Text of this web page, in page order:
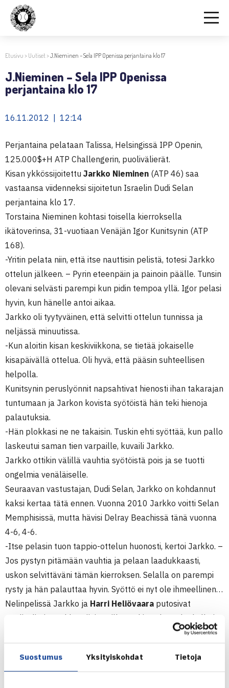
Suostumus Yksityiskohdat Tietoja
Etusivu > Uutiset>J.Nieminen – Sela IPP Openissa perjantaina klo 17
J.Nieminen – Sela IPP Openissa
perjantaina klo 17
16.11.2012 | 12:14
Perjantaina pelataan Talissa, Helsingissä IPP Openin,
125.000$+H ATP Challengerin, puolivälierät.
Kisan ykkössijoitettu Jarkko Nieminen (ATP 46) saa
vastaansa viidenneksi sijoitetun Israelin Dudi Selan
perjantaina klo 17.
Torstaina Nieminen kohtasi toisella kierroksella
ikätoverinsa, 31-vuotiaan Venäjän Igor Kunitsynin (ATP
168).
-Yritin pelata niin, että itse nauttisin pelistä, totesi Jarkko
ottelun jälkeen. – Pyrin eteenpäin ja painoin päälle. Tunsin
olevani selvästi parempi kun pidin tempoa yllä. Igor pelasi
hyvin, kun hänelle antoi aikaa.
Jarkko oli tyytyväinen, että selvitti ottelun tunnissa ja
neljässä minuutissa.
-Kun aloitin kisan keskiviikkona, se tietää jokaiselle
kisapäivällä ottelua. Oli hyvä, että pääsin suhteellisen
helpolla.
Kunitsynin peruslyönnit napsahtivat hienosti ihan takarajan
tuntumaan ja Jarkon kovista syötöistä hän teki hienoja
palautuksia.
-Hän plokkasi ne ne takaisin. Tuskin ehti syöttää, kun pallo
laskeutui saman tien varpaille, kuvaili Jarkko.
Jarkko ottikin välillä vauhtia syötöistä pois ja se tuotti
ongelmia venäläiselle.
Seuraavan vastustajan, Dudi Selan, Jarkko on kohdannut
kaksi kertaa tätä ennen. Vuonna 2010 Jarkko voitti Selan
Memphisissä, mutta hävisi Delray Beachissä tänä vuonna
4-6, 4-6.
-Itse pelasin tuon tappio-ottelun huonosti, kertoi Jarkko. –
Jos pystyn pitämään vauhtia ja pelaan laadukkaasti,
uskon selvittäväni tämän kierroksen. Selalla on parempi
rysty ja hän palauttaa hyvin. Syöttö ei nyt ole ihmeellinen…
Nelinpelissä Jarkko ja Harri Heliövaara putosivat
puolivälierissä ykkössijoitetuille Tsekin Lukas Dlouhylle ja
Slovakian Michal Mertinakille, kun hävisivät ottelutie-
breakin 9-11..
IPP Open 2012